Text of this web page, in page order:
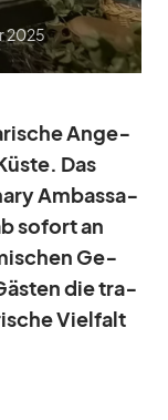
2025
An­ge­
Das
Am­bassa­
so­fort an
Ge­
die tra­
Viel­falt